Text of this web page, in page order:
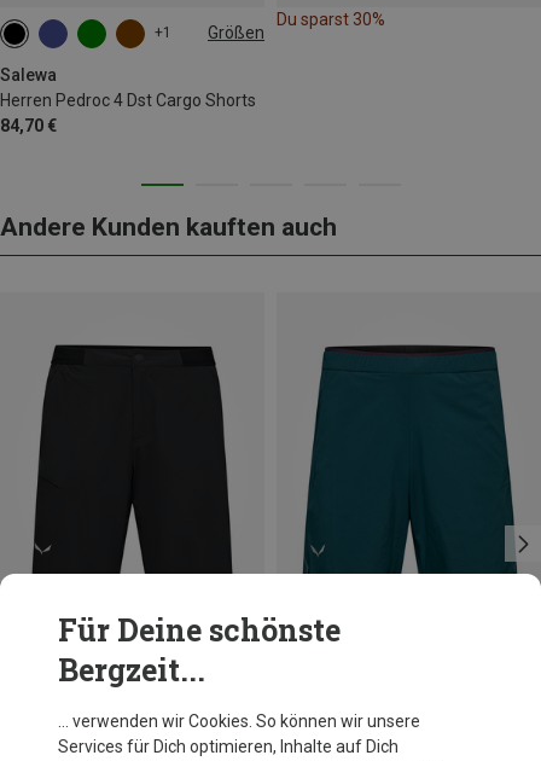
+1 Größen
Salewa
Herren Pedroc 4 Dst Cargo Shorts
84,70 €
S M L XL
XXL
3XL
Du sparst 30%
Andere Kunden kauften auch
+1
Herren Pedroc 4 Dst Cargo Shorts
M L XL
XXL
Für Deine schönste
Bergzeit...
… verwenden wir Cookies. So können wir unsere
Services für Dich optimieren, Inhalte auf Dich